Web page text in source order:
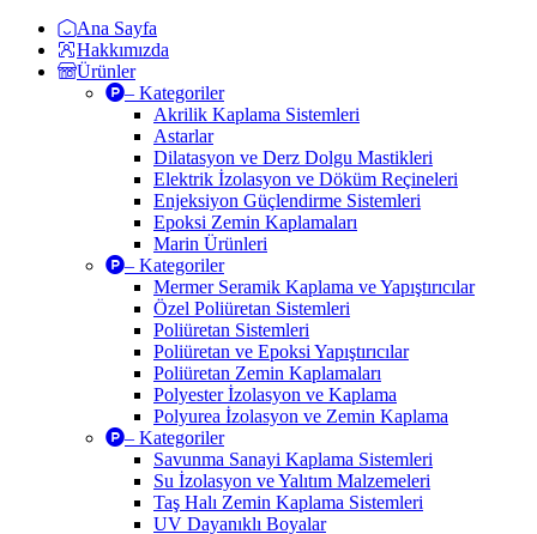
Ana Sayfa
Hakkımızda
Ürünler
– Kategoriler
Akrilik Kaplama Sistemleri
Astarlar
Dilatasyon ve Derz Dolgu Mastikleri
Elektrik İzolasyon ve Döküm Reçineleri
Enjeksiyon Güçlendirme Sistemleri
Epoksi Zemin Kaplamaları
Marin Ürünleri
– Kategoriler
Mermer Seramik Kaplama ve Yapıştırıcılar
Özel Poliüretan Sistemleri
Poliüretan Sistemleri
Poliüretan ve Epoksi Yapıştırıcılar
Poliüretan Zemin Kaplamaları
Polyester İzolasyon ve Kaplama
Polyurea İzolasyon ve Zemin Kaplama
– Kategoriler
Savunma Sanayi Kaplama Sistemleri
Su İzolasyon ve Yalıtım Malzemeleri
Taş Halı Zemin Kaplama Sistemleri
UV Dayanıklı Boyalar